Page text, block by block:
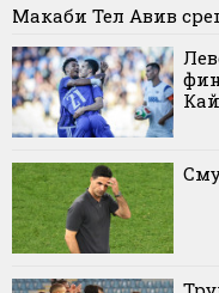
Макаби Тел Авив